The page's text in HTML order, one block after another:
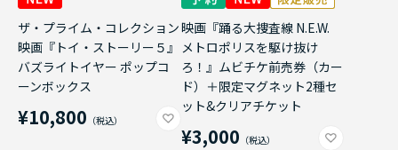
ザ・プライム・コレクション
映画『トイ・ストーリー５』
バズライトイヤー ポップコ
ーンボックス
¥10,800
映画『踊る大捜査線 N.E.W.
メトロポリスを駆け抜け
ろ！』ムビチケ前売券（カー
ド）＋限定マグネット2種セ
ット&クリアチケット
¥3,000